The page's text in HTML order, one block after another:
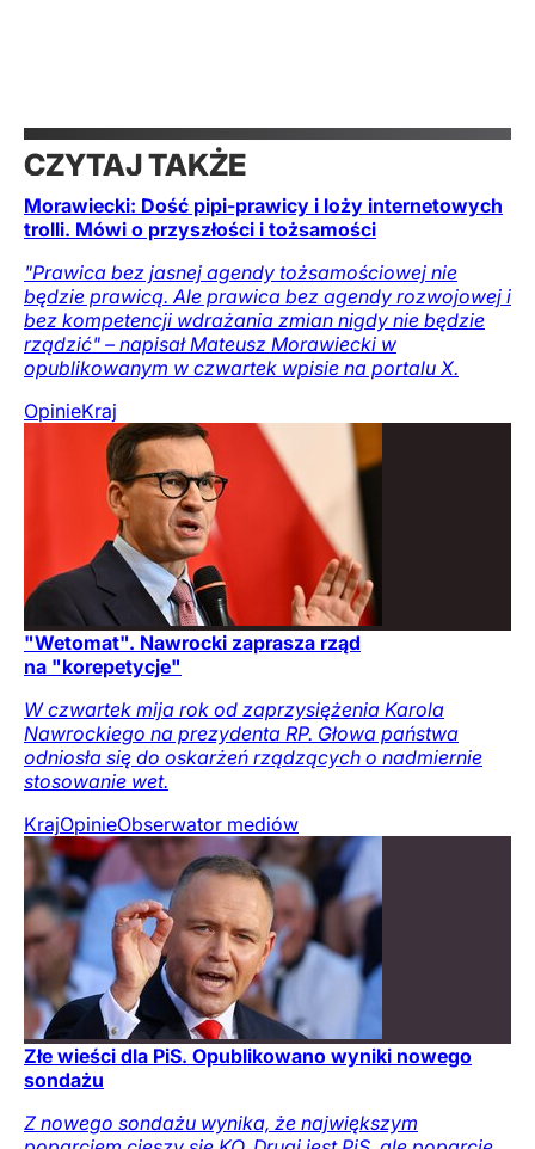
CZYTAJ TAKŻE
Morawiecki: Dość pipi-prawicy i loży internetowych
trolli. Mówi o przyszłości i tożsamości
"Prawica bez jasnej agendy tożsamościowej nie
będzie prawicą. Ale prawica bez agendy rozwojowej i
bez kompetencji wdrażania zmian nigdy nie będzie
rządzić" – napisał Mateusz Morawiecki w
opublikowanym w czwartek wpisie na portalu X.
OpinieKraj
"Wetomat". Nawrocki zaprasza rząd
na "korepetycje"
W czwartek mija rok od zaprzysiężenia Karola
Nawrockiego na prezydenta RP. Głowa państwa
odniosła się do oskarżeń rządzących o nadmiernie
stosowanie wet.
KrajOpinieObserwator mediów
Złe wieści dla PiS. Opublikowano wyniki nowego
sondażu
Z nowego sondażu wynika, że największym